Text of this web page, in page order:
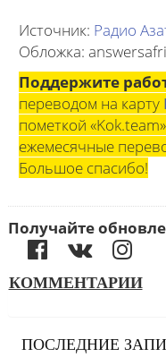
Источник: Радио
Обложка:
Поддержите
переводом на карту
пометкой
ежемесячные
Большое спасибо!
Получайте
КОММЕНТАРИИ
ПОСЛЕДНИЕ